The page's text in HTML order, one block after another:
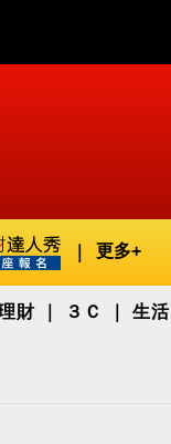
更多+
財 ３Ｃ 生活